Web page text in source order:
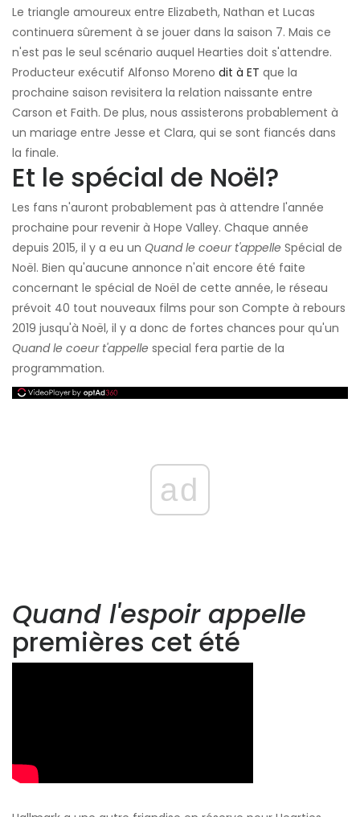
Le triangle amoureux entre Elizabeth, Nathan et Lucas
continuera sûrement à se jouer dans la saison 7. Mais ce
n'est pas le seul scénario auquel Hearties doit s'attendre.
Producteur exécutif Alfonso Moreno dit à ET que la
prochaine saison revisitera la relation naissante entre
Carson et Faith. De plus, nous assisterons probablement à
un mariage entre Jesse et Clara, qui se sont fiancés dans
la finale.
Et le spécial de Noël?
Les fans n'auront probablement pas à attendre l'année
prochaine pour revenir à Hope Valley. Chaque année
depuis 2015, il y a eu un Quand le coeur t'appelle Spécial de
Noël. Bien qu'aucune annonce n'ait encore été faite
concernant le spécial de Noël de cette année, le réseau
prévoit 40 tout nouveaux films pour son Compte à rebours
2019 jusqu'à Noël, il y a donc de fortes chances pour qu'un
Quand le coeur t'appelle special fera partie de la
programmation.
ad
Quand l'espoir appelle
premières cet été